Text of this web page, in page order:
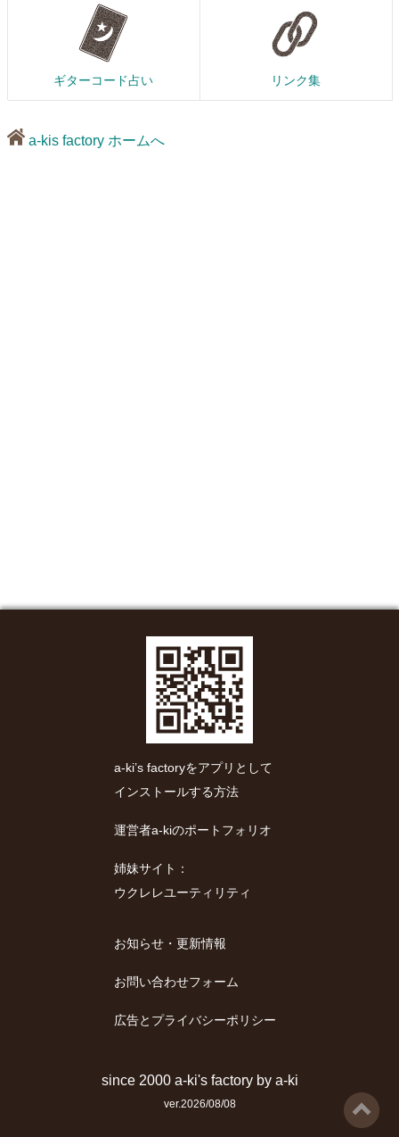
ギターコード占い リンク集
a-kis factory ホームへ
a-ki’s factoryをアプリとして
インストールする方法
運営者a-kiのポートフォリオ
姉妹サイト：
ウクレレユーティリティ
お知らせ・更新情報
お問い合わせフォーム
広告とプライバシーポリシー
since 2000 a-ki's factoryby a-ki
ver.2026/08/08